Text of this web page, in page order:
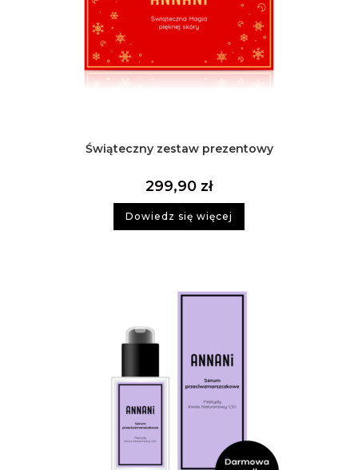
Świąteczny zestaw prezentowy
299,90 zł
Dowiedz się więcej